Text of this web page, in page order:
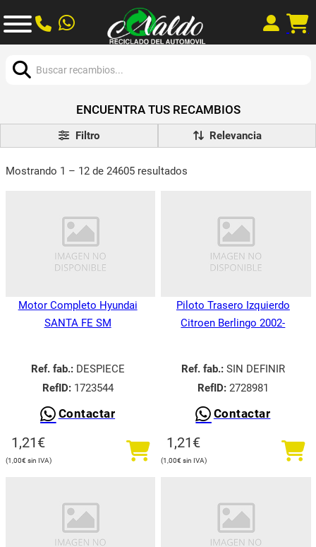
ENCUENTRA TUS RECAMBIOS
Filtro
Mostrando 1 – 12 de 24605 resultados
Motor Completo Hyundai
SANTA FE SM
Ref. fab.:DESPIECE
RefID:1723544
Contactar
1,21€
1,00€
Piloto Trasero Izquierdo
Citroen Berlingo 2002-
Ref. fab.:SIN DEFINIR
RefID:2728981
Contactar
1,21€
1,00€